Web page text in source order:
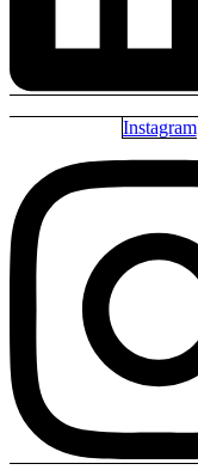
Instagram